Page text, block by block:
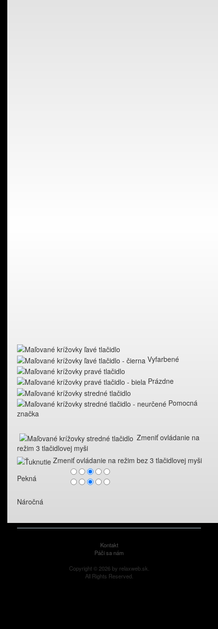
Vyfarbené
Prázdne
Pomocná
značka
Zmeniť ovládanie na
režim 3 tlačidlovej myši
Zmeniť ovládanie na režim bez 3 tlačidlovej myši
Pekná
Náročná
Kontakt
Páči sa nám
Copyright © 2026 by relaxweb.sk.
All Rights Reserved.